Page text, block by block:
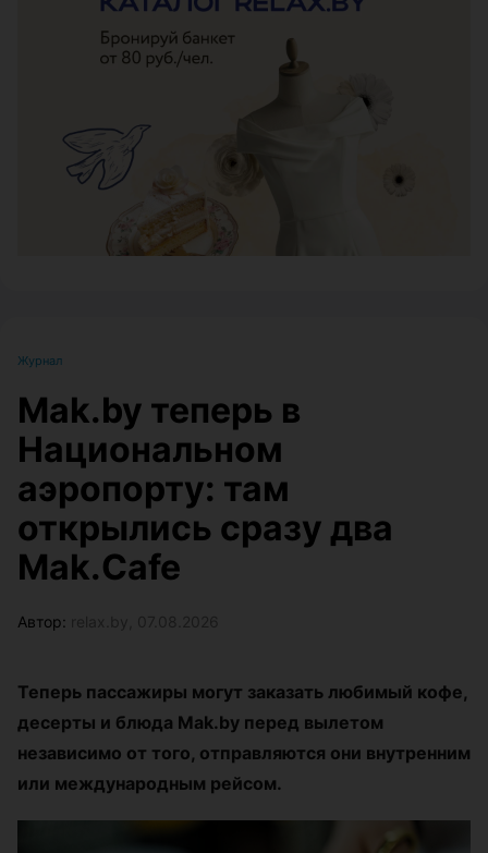
Журнал
Mak.by теперь в
Национальном
аэропорту: там
открылись сразу два
Mak.Cafe
Автор:
Теперь пассажиры могут заказать любимый кофе,
десерты и блюда Mak.by перед вылетом
независимо от того, отправляются они внутренним
или международным рейсом.